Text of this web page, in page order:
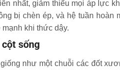
nhất, giảm thiểu mọi áp lực
bị chèn ép, và hệ tuần
khi thức dậy.
sống
như một chuỗi các đốt